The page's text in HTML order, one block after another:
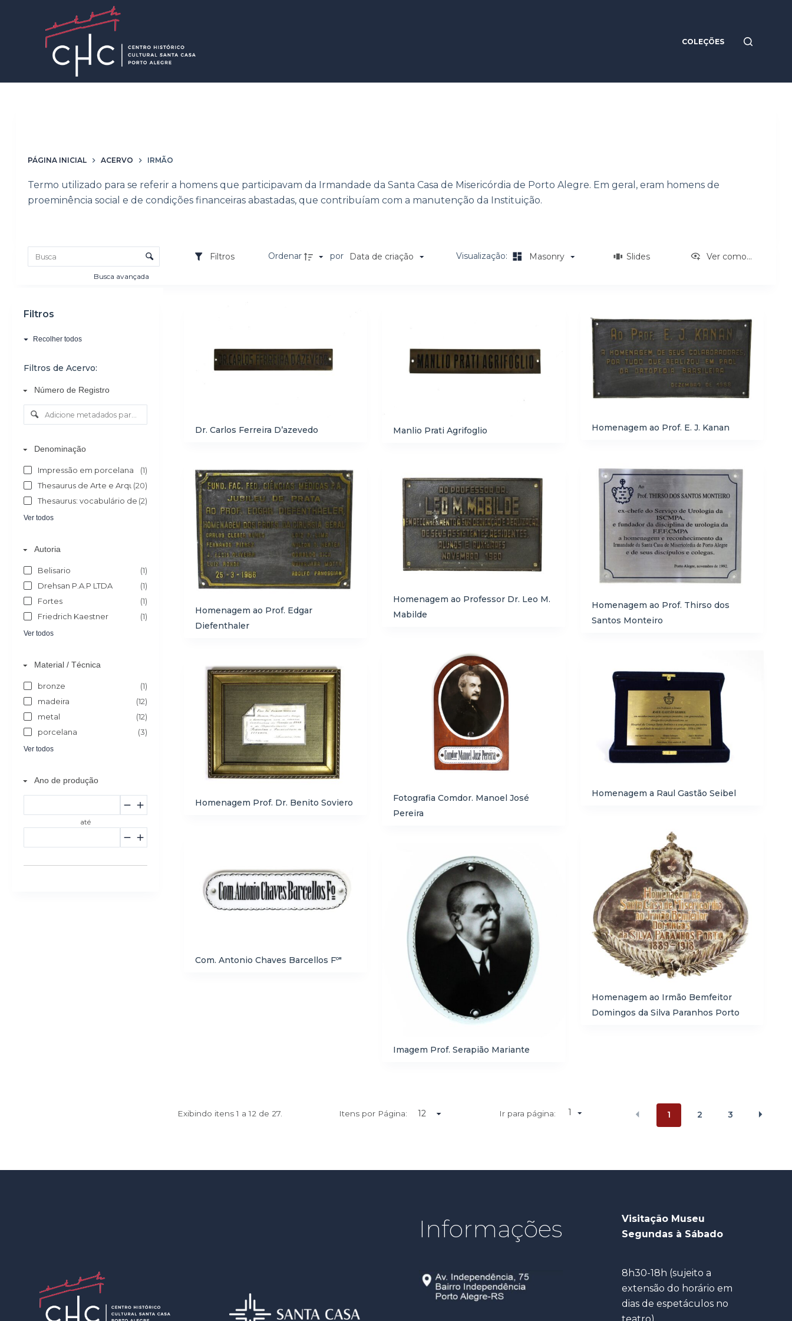
COLEÇÕES
PÁGINA INICIAL ACERVO IRMÃO
Termo utilizado para se referir a homens que participavam da Irmandade da Santa Casa de Misericórdia de Porto Alegre. Em geral, eram homens de
proeminência social e de condições financeiras abastadas, que contribuíam com a manutenção da Instituição.
Lista de itens
Controle de ordenação e visualização
Busca avançada
Filtros Ordenar por Data de criação Visualização: Masonry Slides Ver como...
Filtros
Recolher todos
Filtros de Acervo:
Número de Registro
Denominação
Impressão em porcelana
(1)
Thesaurus de Arte e Arquitetura - AAT
(20)
Thesaurus: vocabulário de objectos do culto católico
(2)
Ver todos
Autoria
Belisario
(1)
Drehsan P.A.P LTDA
(1)
Fortes
(1)
Friedrich Kaestner
(1)
Ver todos
Material / Técnica
bronze
(1)
madeira
(12)
metal
(12)
porcelana
(3)
Ver todos
Ano de produção
até
Dr. Carlos Ferreira D’azevedo Manlio Prati Agrifoglio Homenagem ao Prof. E. J. Kanan
Homenagem ao Prof. Thirso dos
Santos Monteiro
Homenagem ao Prof. Edgar
Diefenthaler
Homenagem ao Professor Dr. Leo M.
Mabilde
Fotografia Comdor. Manoel José
Pereira
Homenagem a Raul Gastão Seibel
Homenagem Prof. Dr. Benito Soviero
Homenagem ao Irmão Bemfeitor
Domingos da Silva Paranhos Porto
Com. Antonio Chaves Barcellos Fº"
Imagem Prof. Serapião Mariante
Exibindo itens 1 a 12 de 27. Itens por Página: Ir para página: 1 1 2 3
Informações
Visitação Museu
Segundas à Sábado
8h30-18h (sujeito a
extensão do horário em
dias de espetáculos no